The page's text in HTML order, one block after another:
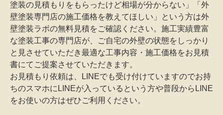
塗装の見積もりをもらったけど相場が分からない」「外
壁塗装専門店の施工価格を教えてほしい」という方は外
壁塗装ラボの無料見積をご確認ください。施工実績豊富
な塗装工事の専門店が、ご自宅の外壁の状態をしっかり
と見させていただき最適な工事内容・施工価格をお見積
書にてご提案させていただきます。
お見積もり依頼は、LINEでも受け付けていますのでお持
ちのスマホにLINEが入っているという方や普段からLINE
をお使いの方はぜひご利用ください。